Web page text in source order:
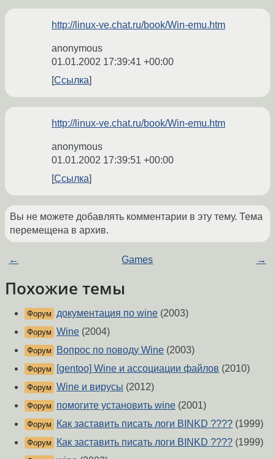
http://linux-ve.chat.ru/book/Win-emu.htm
anonymous
01.01.2002 17:39:41 +00:00
Ссылка
http://linux-ve.chat.ru/book/Win-emu.htm
anonymous
01.01.2002 17:39:51 +00:00
Ссылка
Вы не можете добавлять комментарии в эту тему. Тема
перемещена в архив.
← Games →
Похожие темы
Форум документация по wine (2003)
Форум Wine (2004)
Форум Вопрос по поводу Wine (2003)
Форум [gentoo] Wine и ассоциации файлов (2010)
Форум Wine и вирусы (2012)
Форум помогите установить wine (2001)
Форум Как заставить писать логи BINKD ???? (1999)
Форум Как заставить писать логи BINKD ???? (1999)